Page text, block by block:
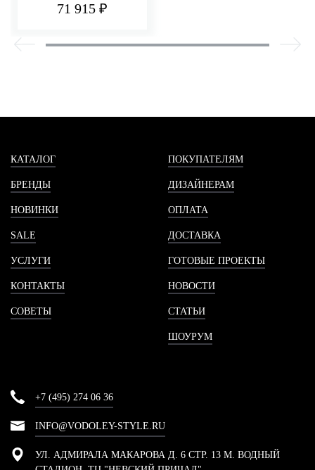
71 915 ₽
КАТАЛОГ
БРЕНДЫ
НОВИНКИ
SALE
УСЛУГИ
КОНТАКТЫ
СОВЕТЫ
ПОКУПАТЕЛЯМ
ДИЗАЙНЕРАМ
ОПЛАТА
ДОСТАВКА
ГОТОВЫЕ ПРОЕКТЫ
НОВОСТИ
СТАТЬИ
ШОУРУМ
+7 (495) 274 06 36
INFO@VODOLEY-STYLE.RU
УЛ. АДМИРАЛА МАКАРОВА Д. 6 СТР. 13 М. ВОДНЫЙ